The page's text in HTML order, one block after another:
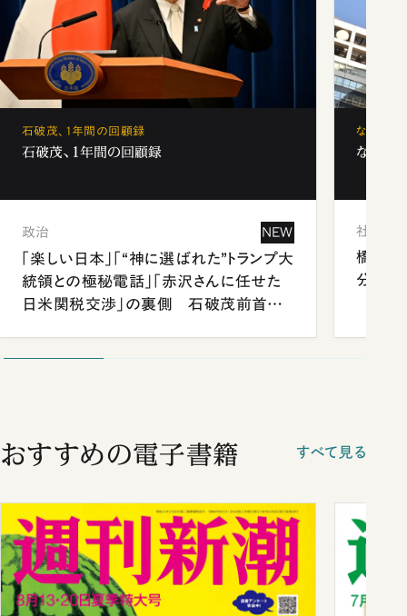
石破茂、1年間の回顧録
石破茂、1年間の回顧録
政治 NEW
「楽しい日本」「“神に選ばれた”トランプ大
統領との極秘電話」「赤沢さんに任せた
日米関税交渉」の裏側 石破茂前首相
なぜ「フ
なぜ「
社会
橋本愛
分 佐
おすすめの電子書籍 すべて見る